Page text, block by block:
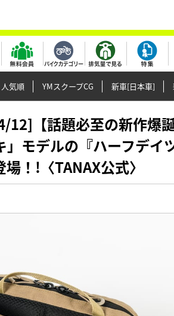
人気順 YMスクープCG 新車[日本車]
12]【話題必至の新作爆
」モデルの『ハーフデイ
！!〈TANAX公式〉